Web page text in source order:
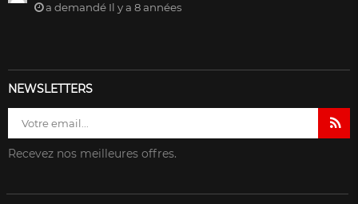
a demandé Il y a 8 années
NEWSLETTERS
Recevez nos meilleures offres.